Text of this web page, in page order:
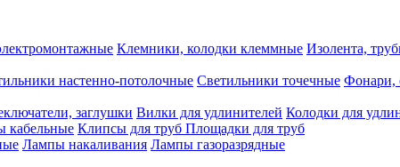
Клемники, колодки клеммные Изолента,
настенно-потолочные Светильники точечные Фонари,
заглушки Вилки для удлинителей Колодки для
кабельные Клипсы для труб Площадки для труб
Лампы накаливания Лампы газоразрядные